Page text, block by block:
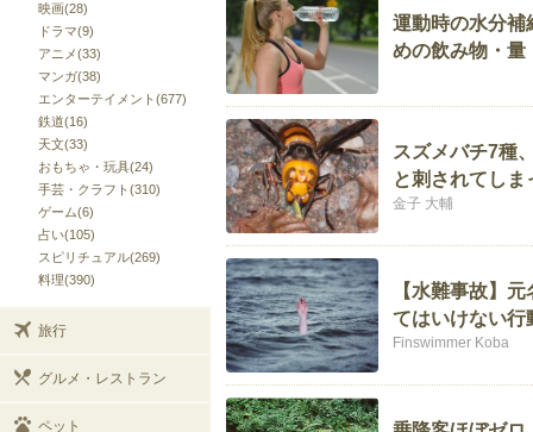
映画(28)
ドラマ(9)
アニメ(33)
マンガ(38)
エンターテイメント(677)
鉄道(16)
天文(33)
おもちゃ・玩具(24)
手芸・クラフト(310)
ゲーム(6)
占い(105)
スピリチュアル(269)
料理(390)
旅行
グルメ・レストラン
ペット
運動時の水分補
めの飲み物・量
スズメバチ7種
と刺されてし
金子 大輔
【水難事故】
てはいけない行
Finswimmer Koba